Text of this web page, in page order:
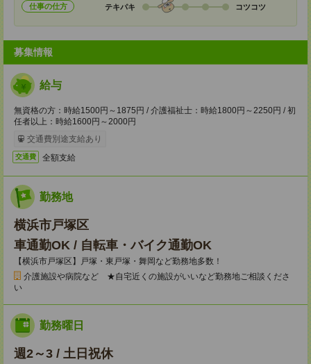
仕事の仕方 テキパキ コツコツ
募集情報
給与
無資格の方：時給1500円～1875円 / 介護福祉士：時給1800円～2250円 / 初
任者以上：時給1600円～2000円
交通費別途支給あり
交通費 全額支給
勤務地
横浜市戸塚区
車通勤OK / 自転車・バイク通勤OK
【横浜市戸塚区】戸塚・東戸塚・舞岡など勤務地多数！
介護施設や病院など ★自宅近くの施設がいいなど勤務地ご相談くださ
い
勤務曜日
週2～3 / 土日祝休